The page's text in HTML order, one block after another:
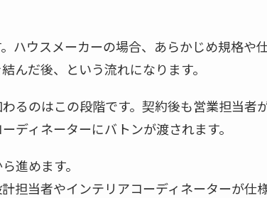
ハウスメーカーの場合、あらかじめ規格や
んだ後、という流れになります。
るのはこの段階です。契約後も営業担当者
ディネーターにバトンが渡されます。
進めます。
担当者やインテリアコーディネーターが仕